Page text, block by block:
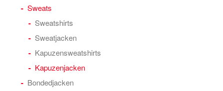
Sweats
Sweatshirts
Sweatjacken
Kapuzensweatshirts
Kapuzenjacken
Bondedjacken